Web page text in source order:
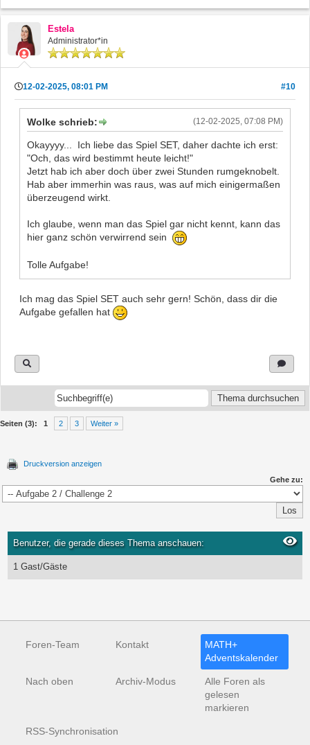
Estela
Administrator*in
12-02-2025, 08:01 PM #10
(12-02-2025, 07:08 PM)
Wolke schrieb:
Okayyyy... Ich liebe das Spiel SET, daher dachte ich erst:
"Och, das wird bestimmt heute leicht!"
Jetzt hab ich aber doch über zwei Stunden rumgeknobelt.
Hab aber immerhin was raus, was auf mich einigermaßen
überzeugend wirkt.
Ich glaube, wenn man das Spiel gar nicht kennt, kann das
hier ganz schön verwirrend sein
Tolle Aufgabe!
Ich mag das Spiel SET auch sehr gern! Schön, dass dir die
Aufgabe gefallen hat
Seiten (3): 1 2 3 Weiter »
Druckversion anzeigen
Gehe zu:
Benutzer, die gerade dieses Thema anschauen:
1 Gast/Gäste
Foren-Team Kontakt
MATH+
Adventskalender
Nach oben Archiv-Modus
Alle Foren als
gelesen
markieren
RSS-Synchronisation